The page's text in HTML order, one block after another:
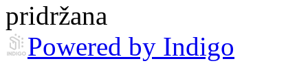
pridržana
Powered by Indigo